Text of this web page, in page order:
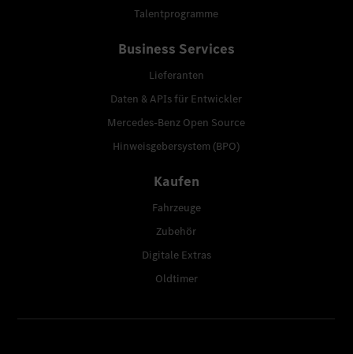
Talentprogramme
Business Services
Lieferanten
Daten & APIs für Entwickler
Mercedes-Benz Open Source
Hinweisgebersystem (BPO)
Kaufen
Fahrzeuge
Zubehör
Digitale Extras
Oldtimer